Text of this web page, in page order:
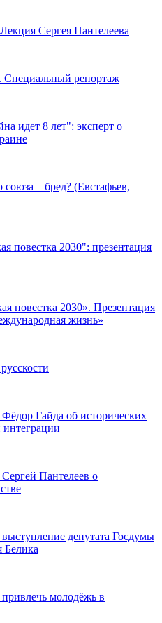
Сергея Пантелеева
Специальный репортаж
идет 8 лет": эксперт о
– бред? (Евстафьев,
повестка 2030": презентация
повестка 2030». Презентация
жизнь»
Гайда об исторических
интеграции
Пантелеев о
депутата Госдумы
Белика
молодёжь в